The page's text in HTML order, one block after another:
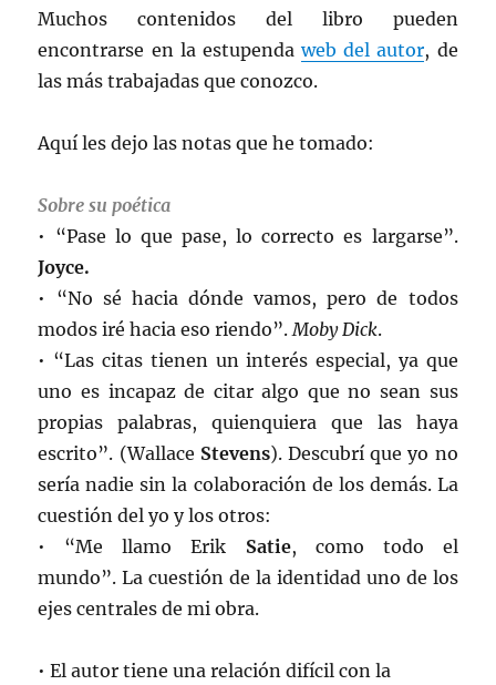
Muchos contenidos del libro pueden
encontrarse en la estupendaweb del autor, de
las más trabajadas que conozco.
Aquí les dejo las notas que he tomado:
Sobre su poética
• “Pase lo que pase, lo correcto es largarse”.
Joyce.
• “No sé hacia dónde vamos, pero de todos
modos iré hacia eso riendo”.Moby Dick.
• “Las citas tienen un interés especial, ya que
uno es incapaz de citar algo que no sean sus
propias palabras, quienquiera que las haya
escrito”. (Wallace Stevens). Descubrí que yo no
sería nadie sin la colaboración de los demás. La
cuestión del yo y los otros:
• “Me llamo Erik Satie, como todo el
mundo”. La cuestión de la identidad uno de los
ejes centrales de mi obra.
• El autor tiene una relación difícil con la